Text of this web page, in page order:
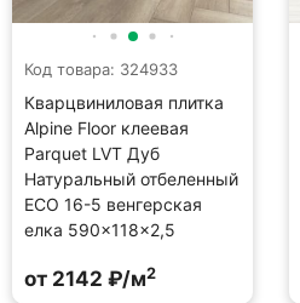
Код товара: 324933
Кварцвиниловая плитка
Alpine Floor клеевая
Parquet LVT Дуб
Натуральный отбеленный
ECO 16-5 венгерская
елка 590×118×2,5
от 2142 ₽/м2